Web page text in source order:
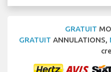
GRATUIT
GRATUIT ANNULATIONS,